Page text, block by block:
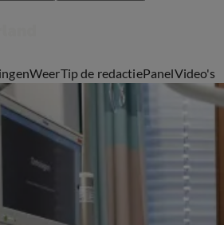
WeerTip de redactiePanelVideo's